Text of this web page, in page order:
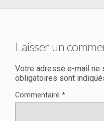
Laisser un
Votre adresse e-mail ne
obligatoires sont
Commentaire *